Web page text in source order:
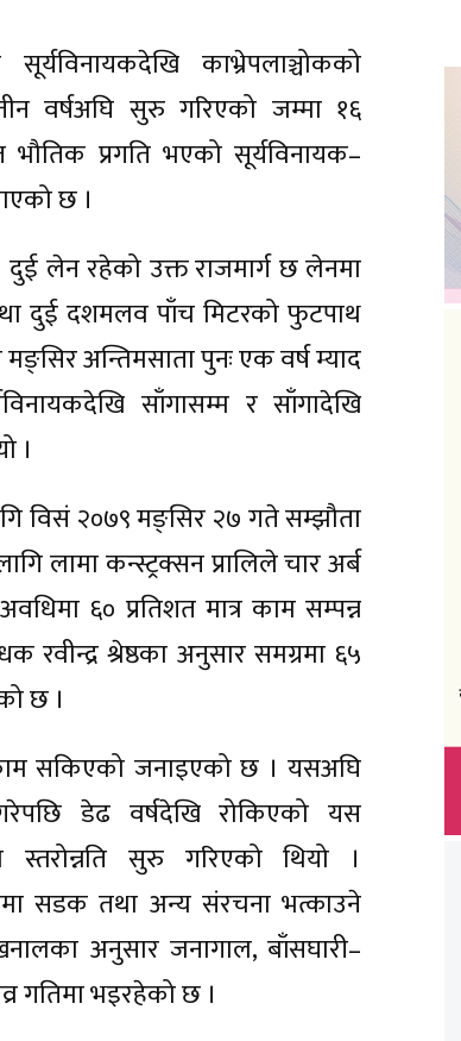
काभ्रेपलाञ्चोकको
वर्षअघि सुरु गरिएको जम्मा १६
प्रगति भएको सूर्यविनायक–
छ ।
लेन रहेको उक्त राजमार्ग छ लेनमा
दुई दशमलव पाँच मिटरको फुटपाथ
अन्तिमसाता पुनः एक वर्ष म्याद
साँगासम्म र साँगादेखि
।
विसं २०७९ मङ्सिर २७ गते सम्झौता
लामा कन्स्ट्रक्सन प्रालिले चार अर्ब
६० प्रतिशत मात्र काम सम्पन्न
श्रेष्ठका अनुसार समग्रमा ६५
छ ।
काम सकिएको जनाइएको छ । यसअघि
डेढ वर्षदेखि रोकिएको यस
सुरु गरिएको थियो ।
सडक तथा अन्य संरचना भत्काउने
अनुसार जनागाल, बाँसघारी–
गतिमा भइरहेको छ ।